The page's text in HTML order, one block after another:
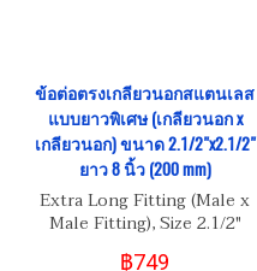
ข้อต่อตรงเกลียวนอกสแตนเลส
แบบยาวพิเศษ (เกลียวนอก x
เกลียวนอก) ขนาด 2.1/2"x2.1/2"
ยาว 8 นิ้ว (200 mm)
Extra Long Fitting (Male x
Male Fitting), Size 2.1/2"
฿749